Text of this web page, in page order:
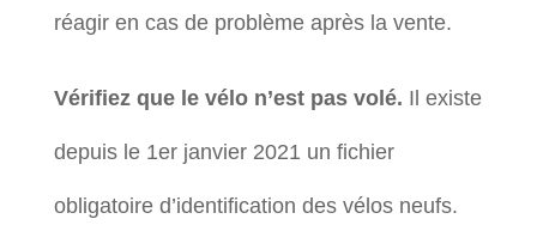
réagir en cas de problème après la vente.
Vérifiez que le vélo n’est pas volé. Il existe
depuis le 1er janvier 2021 un fichier
obligatoire d’identification des vélos neufs.